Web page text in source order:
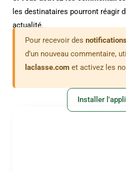
les destinataires pourront réagir
actualité.
Pour recevoir des notifications
d’un nouveau commentaire,
laclasse.com et activez les
Installer